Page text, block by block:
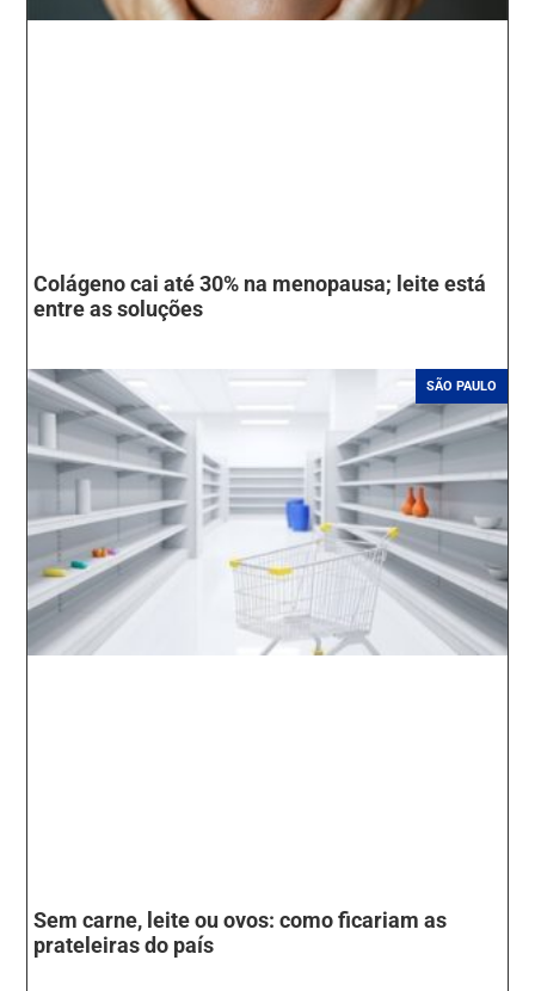
Colágeno cai até 30% na menopausa; leite está
entre as soluções
SÃO PAULO
Sem carne, leite ou ovos: como ficariam as
prateleiras do país